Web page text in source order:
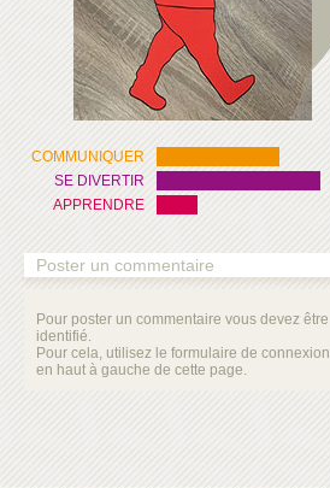
COMMUNIQUER
SE DIVERTIR
APPRENDRE
Poster un commentaire
Pour poster un commentaire vous devez être
identifié.
Pour cela, utilisez le formulaire de connexion
en haut à gauche de cette page.